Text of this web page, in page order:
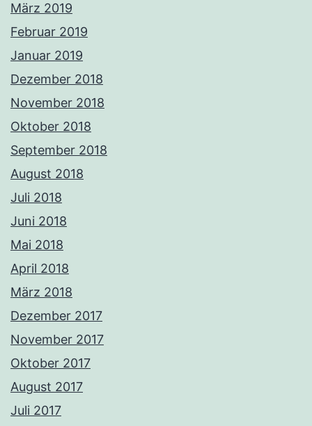
März 2019
Februar 2019
Januar 2019
Dezember 2018
November 2018
Oktober 2018
September 2018
August 2018
Juli 2018
Juni 2018
Mai 2018
April 2018
März 2018
Dezember 2017
November 2017
Oktober 2017
August 2017
Juli 2017